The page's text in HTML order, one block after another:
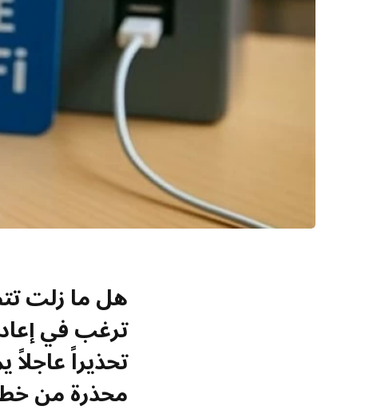
هل ما زلت
ترغب في
محذرة من